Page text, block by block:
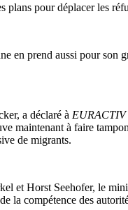
pour déplacer les
prend aussi pour son
a déclaré à EURACTIV
maintenant à faire
de migrants.
et Horst Seehofer, le
la compétence des